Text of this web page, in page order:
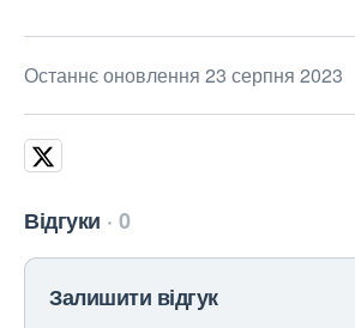
Останнє оновлення 23 серпня 2023
Відгуки 0
Залишити відгук